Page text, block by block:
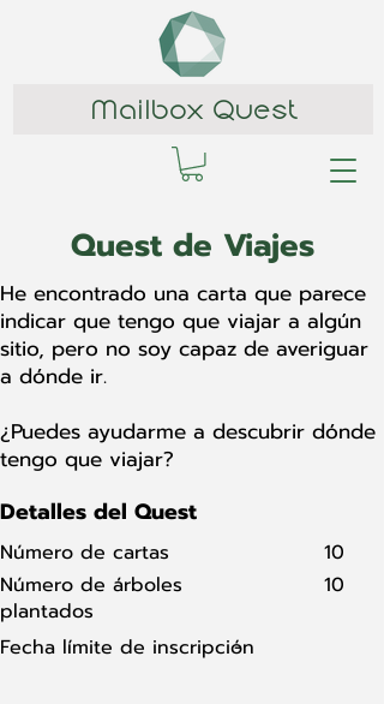
Mailbox Quest
Quest de Viajes
He encontrado una carta que parece
indicar que tengo que viajar a algún
sitio, pero no soy capaz de averiguar
a dónde ir.
¿Puedes ayudarme a descubrir dónde
tengo que viajar?
Detalles del Quest
Número de cartas
Número de árboles
plantados
10
10
Fecha límite de inscripción
-